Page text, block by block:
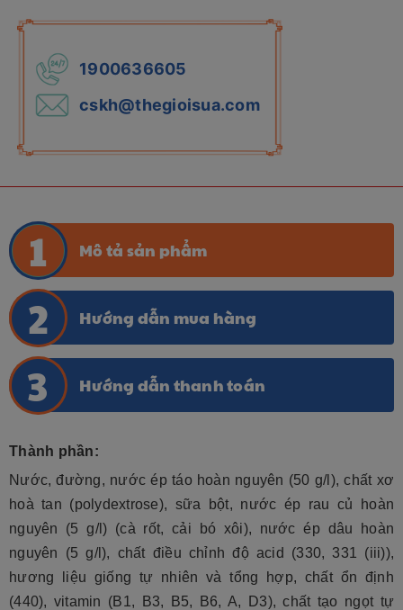
1900636605
cskh@thegioisua.com
Mô tả sản phẩm
Hướng dẫn mua hàng
Hướng dẫn thanh toán
Thành phần:
Nước, đường, nước ép táo hoàn nguyên (50 g/l), chất xơ
hoà tan (polydextrose), sữa bột, nước ép rau củ hoàn
nguyên (5 g/l) (cà rốt, cải bó xôi), nước ép dâu hoàn
nguyên (5 g/l), chất điều chỉnh độ acid (330, 331 (iii)),
hương liệu giống tự nhiên và tổng hợp, chất ổn định
(440), vitamin (B1, B3, B5, B6, A, D3), chất tạo ngọt tự